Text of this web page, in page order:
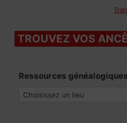
TROUVEZ VOS
Ressources généalogiques